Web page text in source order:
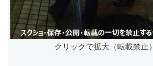
クリックで拡大（転載禁止）